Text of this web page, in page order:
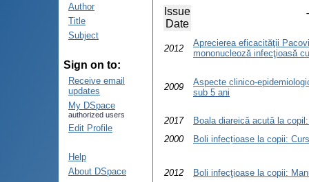
Author
Title
Subject
Sign on to:
Receive email
updates
My DSpace
authorized users
Edit Profile
Help
About DSpace
Issue
Date
2012
Aprecierea eficacităţii
mononucleoză infecţioasă
2009
Aspecte clinico-
sub 5 ani
2017
Boala diareică acută la
2000
Boli infecțioase la copii:
2012 Boli infecţioase la copii: